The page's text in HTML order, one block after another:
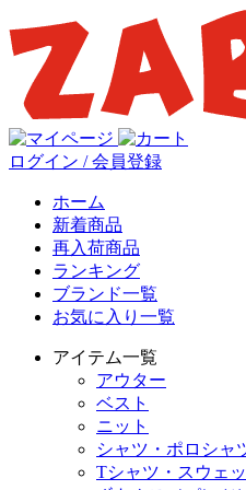
ログイン / 会員登録
ホーム
新着商品
再入荷商品
ランキング
ブランド一覧
お気に入り一覧
アイテム一覧
アウター
ベスト
ニット
シャツ・ポロシャ
Tシャツ・スウェ